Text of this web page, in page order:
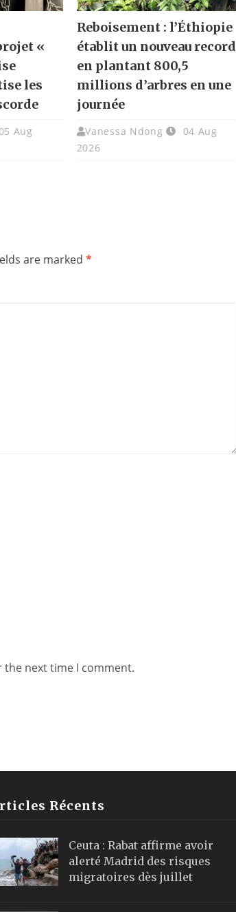
«
les
Aug
Reboisement : l’Éthiopie
établit un nouveau record
en plantant 800,5
millions d’arbres en une
journée
Vanessa Ndong
04 Aug
2026
are marked *
the next time I comment.
Récents
Ceuta : Rabat affirme avoir
alerté Madrid des risques
migratoires dès juillet